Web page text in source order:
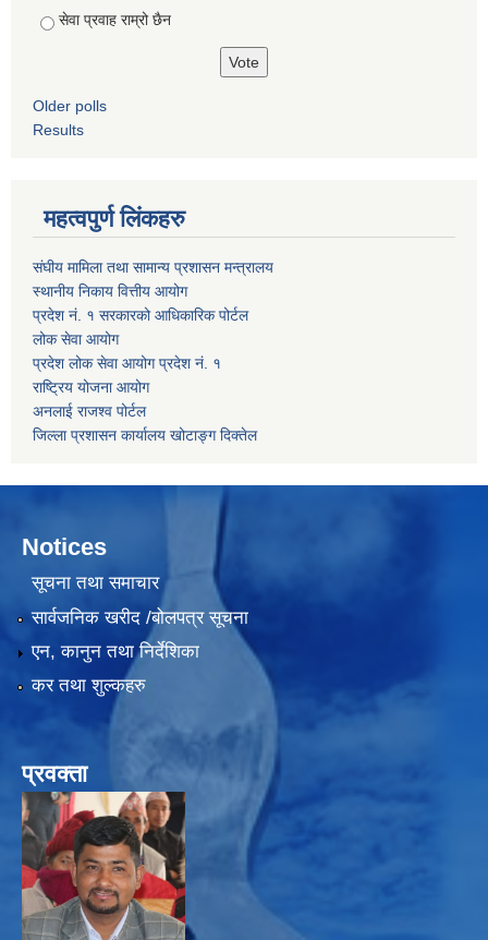
सेवा प्रवाह राम्रो छैन
Older polls
Results
महत्वपुर्ण लिंकहरु
संघीय मामिला तथा सामान्य प्रशासन मन्त्रालय
स्थानीय निकाय वित्तीय आयोग
प्रदेश नं. १ सरकारको आधिकारिक पोर्टल
लोक सेवा आयोग
प्रदेश लोक सेवा आयोग प्रदेश नं. १
राष्ट्रिय योजना आयोग
अनलाई राजश्व पोर्टल
जिल्ला प्रशासन कार्यालय खोटाङ्ग दिक्तेल
Notices
सूचना तथा समाचार
सार्वजनिक खरीद /बोलपत्र सूचना
एन, कानुन तथा निर्देशिका
कर तथा शुल्कहरु
प्रवक्ता